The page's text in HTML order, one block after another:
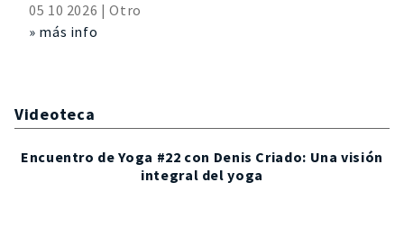
05 10 2026 | Otro
» más info
Videoteca
Encuentro de Yoga #22 con Denis Criado: Una visión
integral del yoga